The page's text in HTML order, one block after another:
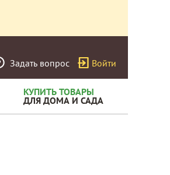
Задать вопрос Войти
КУПИТЬ ТОВАРЫ
ДЛЯ ДОМА И САДА